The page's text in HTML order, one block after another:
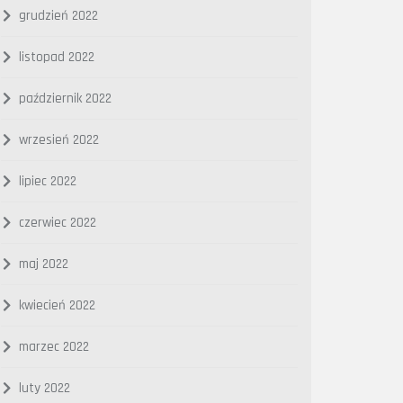
grudzień 2022
listopad 2022
październik 2022
wrzesień 2022
lipiec 2022
czerwiec 2022
maj 2022
kwiecień 2022
marzec 2022
luty 2022